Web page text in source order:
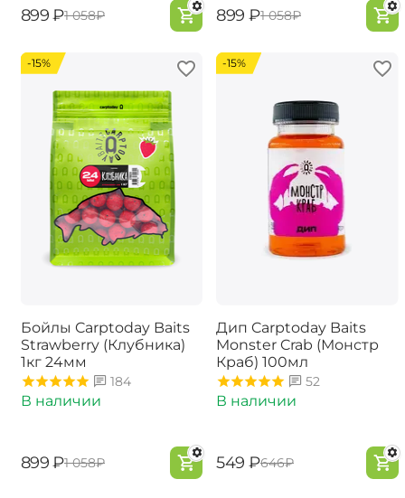
‍899‍ ₽‍1 058‍₽ ‍899‍ ₽‍1 058‍₽
-15%
Бойлы Carptoday Baits
Strawberry (Клубника)
1кг 24мм
184
В наличии
‍899‍ ₽‍1 058‍₽
-15%
Дип Carptoday Baits
Monster Crab (Монстр
Краб) 100мл
52
В наличии
‍549‍ ₽‍646‍₽